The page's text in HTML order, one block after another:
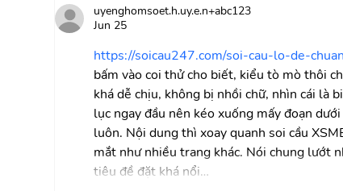
uyenghomsoet.h.uy.e.n+abc123
Jun 25
https://soicau247.com/soi-cau-lo-de-
bấm vào coi thử cho biết, kiểu tò mò thôi
khá dễ chịu, không bị nhồi chữ, nhìn cái là
lục ngay đầu nên kéo xuống mấy đoạn
luôn. Nội dung thì xoay quanh soi cầu
mắt như nhiều trang khác. Nói chung lướt
tiêu đề đặt khá nổi…